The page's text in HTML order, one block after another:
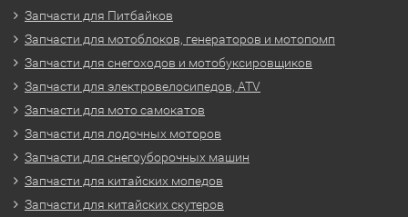
Запчасти для Питбайков
Запчасти для мотоблоков, генераторов и мотопомп
Запчасти для снегоходов и мотобуксировщиков
Запчасти для электровелосипедов, ATV
Запчасти для мото самокатов
Запчасти для лодочных моторов
Запчасти для снегоуборочных машин
Запчасти для китайских мопедов
Запчасти для китайских скутеров